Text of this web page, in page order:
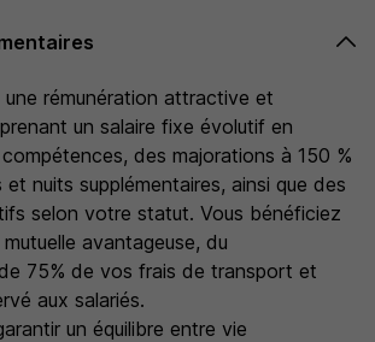
rémunération attractive et
un salaire fixe évolutif en
des majorations à 150 %
et nuits supplémentaires, ainsi que des
selon votre statut. Vous bénéficiez
avantageuse, du
75% de vos frais de transport et
aux salariés.
un équilibre entre vie